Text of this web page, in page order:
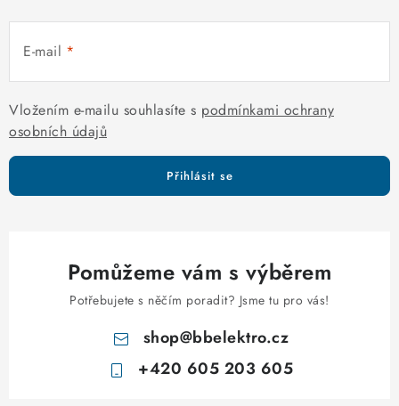
p
r
v
k
y
v
ý
i
E-mail
Vložením e-mailu souhlasíte s podmínkami ochrany
osobních údajů
Přihlásit se
Pomůžeme vám s výběrem
Potřebujete s něčím poradit? Jsme tu pro vás!
shop@bbelektro.cz
+420 605 203 605